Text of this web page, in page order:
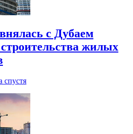
с Дубаем
жилых
спустя